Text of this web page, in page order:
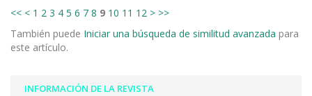
<< < 1 2 3 4 5 6 7 8 9 10 11 12 > >>
También puede Iniciar una búsqueda de similitud avanzada para
este artículo.
INFORMACIÓN DE LA REVISTA